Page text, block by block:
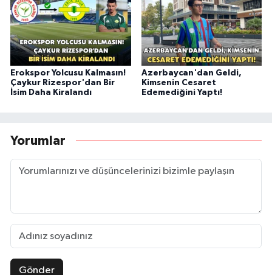
Erokspor Yolcusu Kalmasın!
Çaykur Rizespor'dan Bir
İsim Daha Kiralandı
Azerbaycan'dan Geldi,
Kimsenin Cesaret
Edemediğini Yaptı!
Yorumlar
Gönder